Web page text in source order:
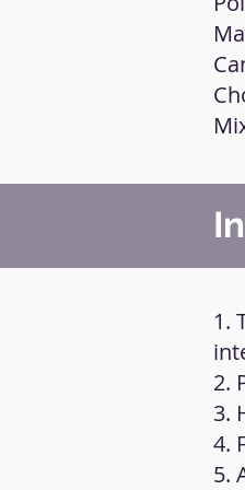
1.
2.
3.
4.
5.